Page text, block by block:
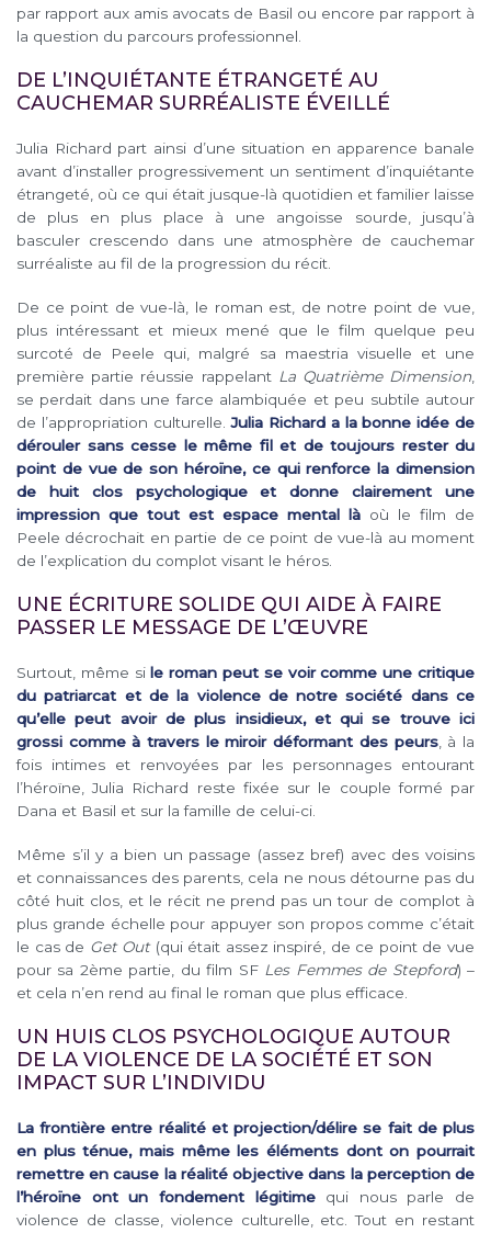
par rapport aux amis avocats de Basil ou encore par rapport à
la question du parcours professionnel.
DE L’INQUIÉTANTE ÉTRANGETÉ AU
CAUCHEMAR SURRÉALISTE ÉVEILLÉ
Julia Richard part ainsi d’une situation en apparence banale
avant d’installer progressivement un sentiment d’inquiétante
étrangeté, où ce qui était jusque-là quotidien et familier laisse
de plus en plus place à une angoisse sourde, jusqu’à
basculer crescendo dans une atmosphère de cauchemar
surréaliste au fil de la progression du récit.
De ce point de vue-là, le roman est, de notre point de vue,
plus intéressant et mieux mené que le film quelque peu
surcoté de Peele qui, malgré sa maestria visuelle et une
première partie réussie rappelant La Quatrième Dimension
se perdait dans une farce alambiquée et peu subtile autour
de l’appropriation culturelle.Julia Richard a la bonne idée de
dérouler sans cesse le même fil et de toujours rester du
point de vue de son héroïne, ce qui renforce la dimension
de huit clos psychologique et donne clairement une
impression que tout est espace mental là où le film de
Peele décrochait en partie de ce point de vue-là au moment
de l’explication du complot visant le héros.
UNE ÉCRITURE SOLIDE QUI AIDE À FAIRE
PASSER LE MESSAGE DE L’ŒUVRE
Surtout, même sile roman peut se voir comme une critique
du patriarcat et de la violence de notre société dans ce
qu’elle peut avoir de plus insidieux, et qui se trouve ici
grossi comme à travers le miroir déformant des peurs, à la
fois intimes et renvoyées par les personnages entourant
l’héroïne, Julia Richard reste fixée sur le couple formé par
Dana et Basil et sur la famille de celui-ci.
Même s’il y a bien un passage (assez bref) avec des voisins
et connaissances des parents, cela ne nous détourne pas du
côté huit clos, et le récit ne prend pas un tour de complot à
plus grande échelle pour appuyer son propos comme c’était
le cas de Get Out(qui était assez inspiré, de ce point de vue
pour sa 2ème partie, du film SF Les Femmes de Stepford) –
et cela n’en rend au final le roman que plus efficace.
UN HUIS CLOS PSYCHOLOGIQUE AUTOUR
DE LA VIOLENCE DE LA SOCIÉTÉ ET SON
IMPACT SUR L’INDIVIDU
La frontière entre réalité et projection/délire se fait de plus
en plus ténue, mais même les éléments dont on pourrait
remettre en cause la réalité objective dans la perception de
l’héroïne ont un fondement légitimequi nous parle de
violence de classe, violence culturelle, etc. Tout en restant